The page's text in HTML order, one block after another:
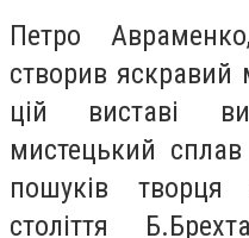
Петро
створив яскравий
цій виставі
мистецький
пошуків творця
століття